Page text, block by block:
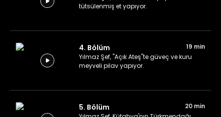
tütsülenmiş et yapıyor.
4. Bölüm
19 min
Yılmaz Şef, "Açık Ateş"te güveç ve kuru
meyveli pilav yapıyor.
5. Bölüm
20 min